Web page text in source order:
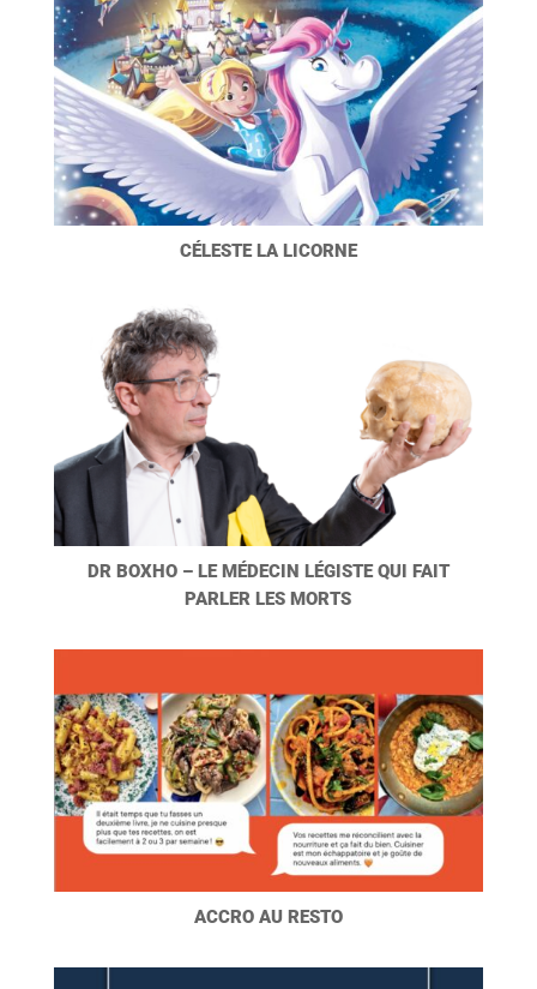
CÉLESTE LA LICORNE
DR BOXHO – LE MÉDECIN LÉGISTE QUI FAIT
PARLER LES MORTS
ACCRO AU RESTO